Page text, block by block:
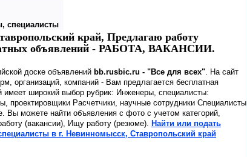
специалисты
край, Предлагаю работу
объявлений - РАБОТА, ВАКАНСИИ.
доске объявлений bb.rusbic.ru - "Все для всех". На сайт
организаций, компаний - Вам предлагается бесплатная
широкий выбор рубрик: Инженеры, специалисты:
проектировщики Расчетчики, научные сотрудники Специалисты
Вы можете найти объявления с фото с учетом категорий,
(вакансии), Ищу работу (резюме). Найти или подать
в г. Невинномысск, Ставропольский край